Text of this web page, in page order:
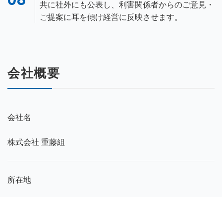
共に社外にも公表し、利害関係者からのご意見・
ご提案に耳を傾け経営に反映させます。
会社概要
会社名
株式会社 重藤組
所在地